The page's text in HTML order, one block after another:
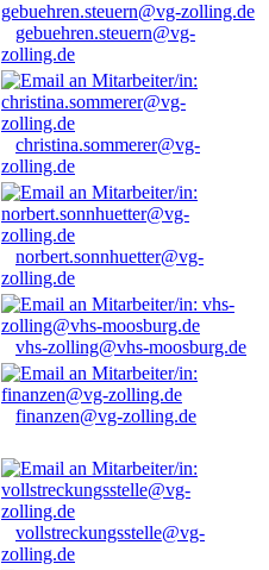
gebuehren.steuern@vg-
zolling.de
christina.sommerer@vg-
zolling.de
norbert.sonnhuetter@vg-
zolling.de
vhs-zolling@vhs-moosburg.de
finanzen@vg-zolling.de
vollstreckungsstelle@vg-
zolling.de